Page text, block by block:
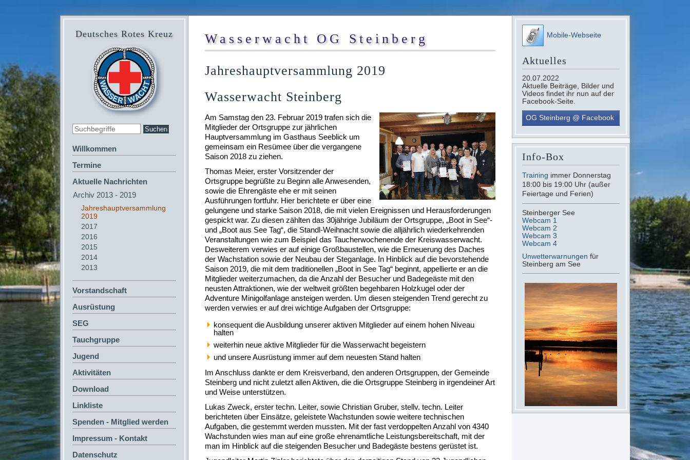
Deutsches Rotes Kreuz
Willkommen
Termine
Aktuelle Nachrichten
Archiv 2013 - 2019
Jahreshauptversammlung
2019
2017
2016
2015
2014
2013
Vorstandschaft
Ausrüstung
SEG
Tauchgruppe
Jugend
Aktivitäten
Download
Linkliste
Spenden - Mitglied werden
Impressum - Kontakt
Datenschutz
Wasserwacht OG Steinberg
Jahreshauptversammlung 2019
Wasserwacht Steinberg
Am Samstag den 23. Februar 2019 trafen sich die
Mitglieder der Ortsgruppe zur jährlichen
Hauptversammlung im Gasthaus Seeblick um
gemeinsam ein Resümee über die vergangene
Saison 2018 zu ziehen.
Thomas Meier, erster Vorsitzender der
Ortsgruppe begrüßte zu Beginn alle Anwesenden,
sowie die Ehrengäste ehe er mit seinen
Ausführungen fortfuhr. Hier berichtete er über eine
gelungene und starke Saison 2018, die mit vielen Ereignissen und Herausforderungen
gespickt war. Zu diesen zählten das 30jährige Jubiläum der Ortsgruppe, „Boot in See“-
und „Boot aus See Tag“, die Standl-Weihnacht sowie die alljährlich wiederkehrenden
Veranstaltungen wie zum Beispiel das Taucherwochenende der Kreiswasserwacht.
Desweiterem verwies er auf einige Großbaustellen, wie die Erneuerung des Daches
der Wachstation sowie der Neubau der Steganlage. In Hinblick auf die bevorstehende
Saison 2019, die mit dem traditionellen „Boot in See Tag“ beginnt, appellierte er an die
Mitglieder weiterzumachen, da die Anzahl der Besucher und Badegeäste mit den
neusten Attraktionen, wie der weltweit größten begehbaren Holzkugel oder der
Adventure Minigolfanlage ansteigen werden. Um diesen steigenden Trend gerecht zu
werden verwies er auf drei wichtige Aufgaben der Ortsgruppe:
konsequent die Ausbildung unserer aktiven Mitglieder auf einem hohen Niveau
halten
weiterhin neue aktive Mitglieder für die Wasserwacht begeistern
und unsere Ausrüstung immer auf dem neuesten Stand halten
Im Anschluss dankte er dem Kreisverband, den anderen Ortsgruppen, der Gemeinde
Steinberg und nicht zuletzt allen Aktiven, die die Ortsgruppe Steinberg in irgendeiner Art
und Weise unterstützen.
Lukas Zweck, erster techn. Leiter, sowie Christian Gruber, stellv. techn. Leiter
berichteten über Einsätze, geleistete Wachstunden sowie weitere technischen
Aufgaben, die gestemmt werden mussten. Mit der fast verdoppelten Anzahl von 4340
Wachstunden wies man auf eine große ehrenamtliche Leistungsbereitschaft, mit der
man im Hinblick auf die steigenden Besucher und Badegäste bestens gerüstet ist.
Mobile-Webseite
Aktuelles
20.07.2022
Aktuelle Beiträge, Bilder und
Videos findet ihr nun auf der
Facebook-Seite.
OG Steinberg @ Facebook
Info-Box
Training immer Donnerstag
18:00 bis 19:00 Uhr (außer
Feiertage und Ferien)
Steinberger See
Webcam 1
Webcam 2
Webcam 3
Webcam 4
Unwetterwarnungen für
Steinberg am See